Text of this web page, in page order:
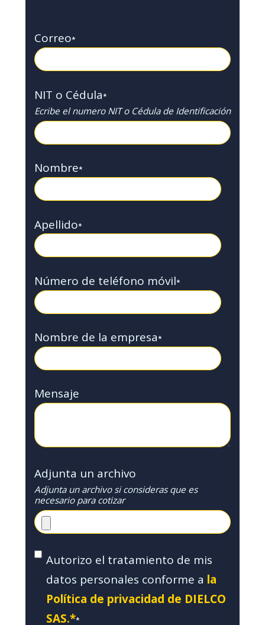
Correo*
NIT o Cédula*
Ecribe el numero NIT o Cédula de Identificación
Nombre*
Apellido*
Número de teléfono móvil*
Nombre de la empresa*
Mensaje
Adjunta un archivo
Adjunta un archivo si consideras que es
necesario para cotizar
Autorizo el tratamiento de mis
datos personales conforme a la
Política de privacidad de DIELCO
SAS.**